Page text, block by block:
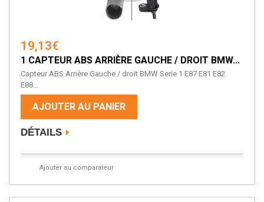
19,13€
1 CAPTEUR ABS ARRIÈRE GAUCHE / DROIT BMW...
Capteur ABS Arrière Gauche / droit BMW Serie 1 E87 E81 E82
E88...
AJOUTER AU PANIER
DÉTAILS
Ajouter au comparateur